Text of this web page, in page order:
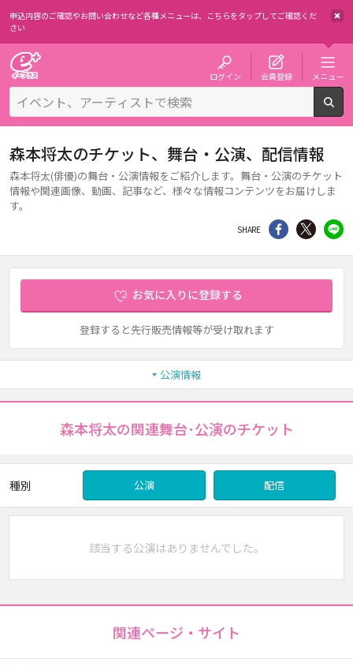
申込内容のご確認やお問い合わせなど各種メニューは、 こちらをタップしてご確認くだ
さい
ログイン 会員登録 メニュー
森本将太のチケット、舞台・公演、配信情報
森本将太(俳優)の舞台・公演情報をご紹介します。舞台・公演のチケット
情報や関連画像、動画、記事など、様々な情報コンテンツをお届けしま
す。
SHARE シェア Twitter
お気に入りに登録する
登録すると先行販売情報等が受け取れます
公演情報
森本将太の関連舞台･公演のチケット
種別 公演 配信
該当する公演はありませんでした。
関連ページ・サイト